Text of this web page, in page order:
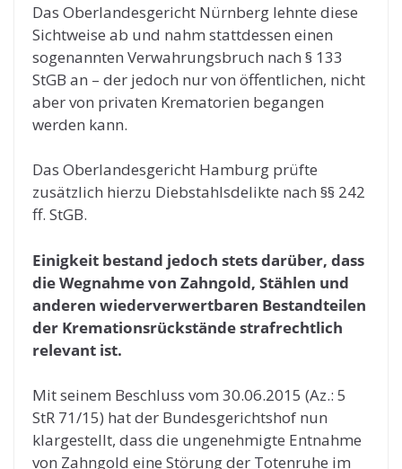
Das Oberlandesgericht Nürnberg lehnte diese
Sichtweise ab und nahm stattdessen einen
sogenannten Verwahrungsbruch nach § 133
StGB an – der jedoch nur von öffentlichen, nicht
aber von privaten Krematorien begangen
werden kann.
Das Oberlandesgericht Hamburg prüfte
zusätzlich hierzu Diebstahlsdelikte nach §§ 242
ff. StGB.
Einigkeit bestand jedoch stets darüber, dass
die Wegnahme von Zahngold, Stählen und
anderen wiederverwertbaren Bestandteilen
der Kremationsrückstände strafrechtlich
relevant ist.
Mit seinem Beschluss vom 30.06.2015 (Az.: 5
StR 71/15) hat der Bundesgerichtshof nun
klargestellt, dass die ungenehmigte Entnahme
von Zahngold eine Störung der Totenruhe im